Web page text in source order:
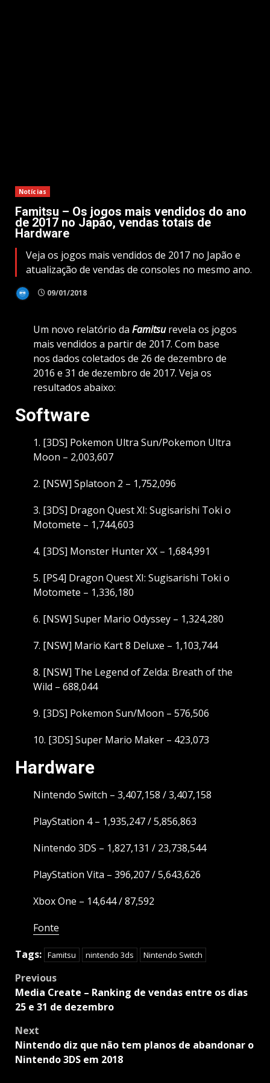
Notícias
Famitsu – Os jogos mais vendidos do ano
de 2017 no Japão, vendas totais de
Hardware
Veja os jogos mais vendidos de 2017 no Japão e
atualização de vendas de consoles no mesmo ano.
09/01/2018
Um novo relatório da Famitsurevela os jogos
mais vendidos a partir de 2017. Com base
nos dados coletados de 26 de dezembro de
2016 e 31 de dezembro de 2017. Veja os
resultados abaixo:
Software
1. [3DS] Pokemon Ultra Sun/Pokemon Ultra
Moon – 2,003,607
2. [NSW] Splatoon 2 – 1,752,096
3. [3DS] Dragon Quest XI: Sugisarishi Toki o
Motomete – 1,744,603
4. [3DS] Monster Hunter XX – 1,684,991
5. [PS4] Dragon Quest XI: Sugisarishi Toki o
Motomete – 1,336,180
6. [NSW] Super Mario Odyssey – 1,324,280
7. [NSW] Mario Kart 8 Deluxe – 1,103,744
8. [NSW] The Legend of Zelda: Breath of the
Wild – 688,044
9. [3DS] Pokemon Sun/Moon – 576,506
10. [3DS] Super Mario Maker – 423,073
Hardware
Nintendo Switch – 3,407,158 / 3,407,158
PlayStation 4 – 1,935,247 / 5,856,863
Nintendo 3DS – 1,827,131 / 23,738,544
PlayStation Vita – 396,207 / 5,643,626
Xbox One – 14,644 / 87,592
Fonte
Tags: Famitsu nintendo 3ds Nintendo Switch
Post
navigation
Previous
Media Create – Ranking de vendas entre os dias
25 e 31 de dezembro
Next
Nintendo diz que não tem planos de abandonar o
Nintendo 3DS em 2018